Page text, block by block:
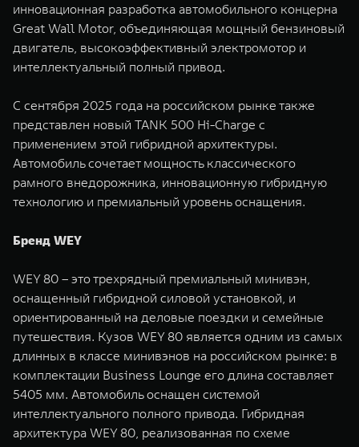
инновационная разработка автомобильного концерна
Great Wall Motor, объединяющая мощный бензиновый
двигатель, высокоэффективный электромотор и
интеллектуальный полный привод.
С сентября 2025 года на российском рынке также
представлен новый TANK 500 Hi-Charge с
применением этой гибридной архитектуры.
Автомобиль сочетает мощность классического
рамного внедорожника, инновационную гибридную
технологию и премиальный уровень оснащения.
Бренд WEY
WEY 80 – это трехрядный премиальный минивэн,
оснащенный гибридной силовой установкой, и
ориентированный на деловые поездки и семейные
путешествия. Кузов WEY 80 является одним из самых
длинных в классе минивэнов на российском рынке: в
комплектации Business Lounge его длина составляет
5405 мм. Автомобиль оснащен системой
интеллектуального полного привода. Гибридная
архитектура WEY 80, реализованная по схеме